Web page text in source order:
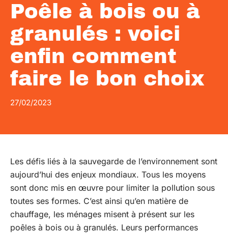
Poêle à bois ou à
granulés : voici
enfin comment
faire le bon choix
27/02/2023
Les défis liés à la sauvegarde de l’environnement sont
aujourd’hui des enjeux mondiaux. Tous les moyens
sont donc mis en œuvre pour limiter la pollution sous
toutes ses formes. C’est ainsi qu’en matière de
chauffage, les ménages misent à présent sur les
poêles à bois ou à granulés. Leurs performances